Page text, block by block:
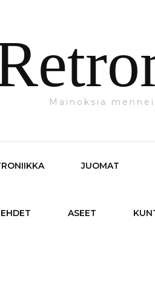
Mainoksia
JUOMAT
ASEET